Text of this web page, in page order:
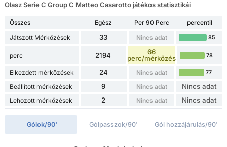
Olasz Serie C Group C Matteo Casarotto játékos statisztikái
Összes Egész Per 90 Perc
percentil
Játszott Mérkőzések
33 Nincs adat 85
perc 2194
66
perc/mérkőzés
78
Elkezdett mérkőzések 24 Nincs adat 77
Beállított mérkőzések 9 Nincs adat Nincs adat
Lehozott mérkőzések 2 Nincs adat Nincs adat
Gólok/90' Gólpasszok/90' Gól hozzájárulás/90'